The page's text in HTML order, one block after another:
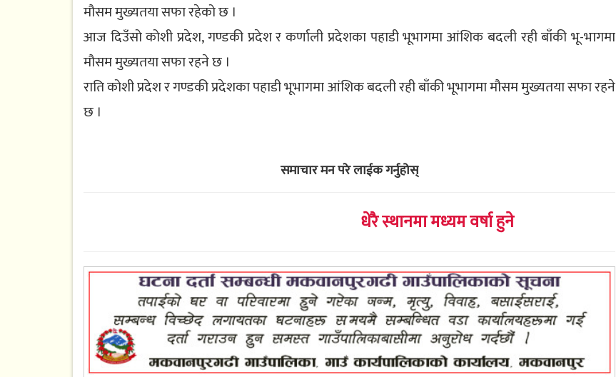
मौसम मुख्यतया सफा रहेको छ ।
आज दिउँसो कोशी प्रदेश, गण्डकी प्रदेश र कर्णाली प्रदेशका पहाडी भूभागमा आंशिक बदली रही बाँकी भू-भागमा
मौसम मुख्यतया सफा रहने छ ।
राति कोशी प्रदेश र गण्डकी प्रदेशका पहाडी भूभागमा आंशिक बदली रही बाँकी भूभागमा मौसम मुख्यतया सफा रहने
छ ।
समाचार मन परे लाईक गर्नुहोस्
धेरै स्थानमा मध्यम वर्षा हुने